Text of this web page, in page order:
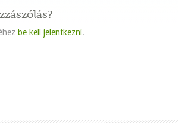
be kell jelentkezni.